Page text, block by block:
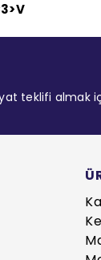
teklifi almak